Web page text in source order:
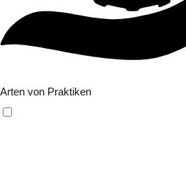
Arten von Praktiken